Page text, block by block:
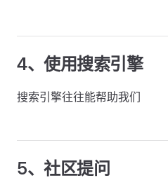
4、使用搜索引擎
搜索引擎往往能帮助我们
5、社区提问